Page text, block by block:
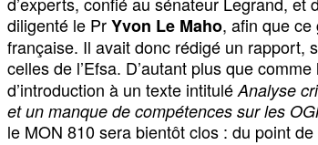
diligenté le PrYvon Le Maho, afin que
française. Il avait donc rédigé un rapport,
celles de l’Efsa. D’autant plus que
d’introduction à un texte intitulé Analyse
et un manque de compétences sur les
le MON 810 sera bientôt clos : du point